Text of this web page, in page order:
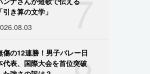
7
「引き算の文学」
傷の12連勝！男子バレー日
代表、国際大会を首位突破